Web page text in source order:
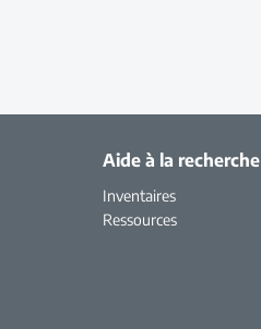
Aide à la recherche
Inventaires
Ressources